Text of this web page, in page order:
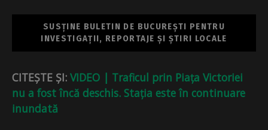
SUSȚINE BULETIN DE BUCUREȘTI PENTRU
INVESTIGAȚII, REPORTAJE ȘI ȘTIRI LOCALE
CITEȘTE ȘI: VIDEO | Traficul prin Piața Victoriei
nu a fost încă deschis. Stația este în continuare
inundată